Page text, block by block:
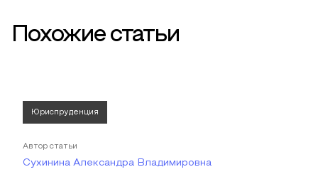
Похожие статьи
Юриспруденция
Автор статьи
Сухинина Александра Владимировна